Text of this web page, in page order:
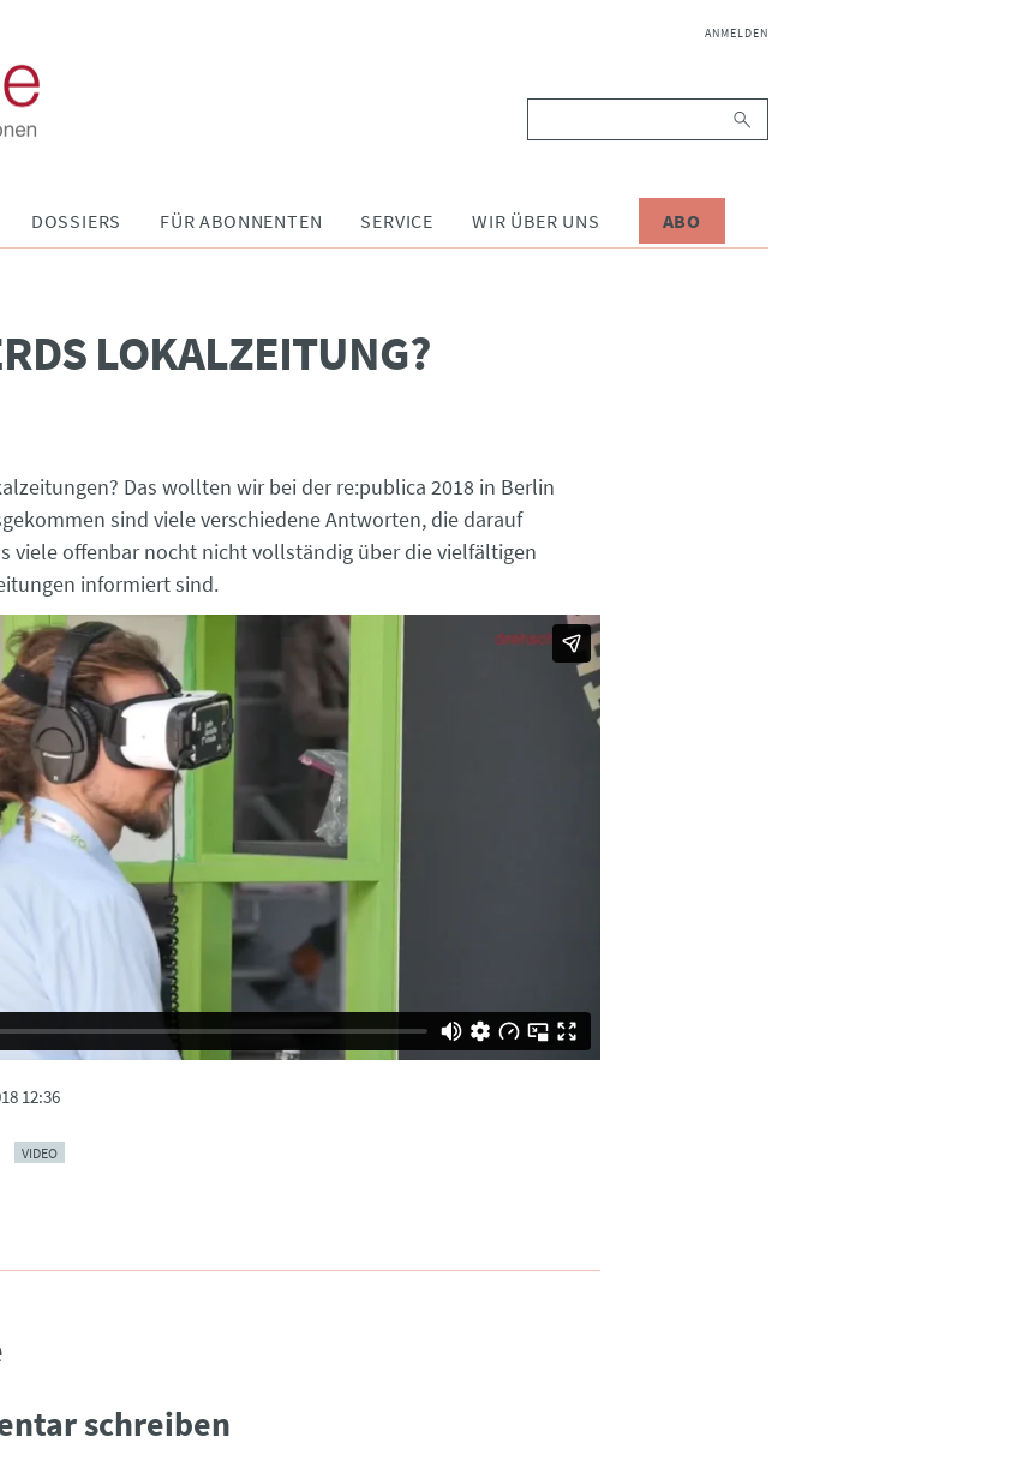
NAVIGATION
ANMELDEN
DOSSIERS FÜR ABONNENTEN SERVICE WIR ÜBER UNS ABO
LOKALZEITUNG?
Das wollten wir bei der re:publica 2018 in Berlin
sind viele verschiedene Antworten, die darauf
viele offenbar nocht nicht vollständig über die vielfältigen
informiert sind.
12:36
VIDEO
schreiben